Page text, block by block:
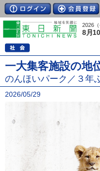
2026
8月
一大集客施設の地
のんほいパーク／３年
2026/05/29